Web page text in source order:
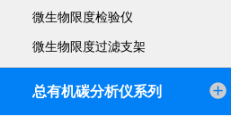
微生物限度检验仪
微生物限度过滤支架
总有机碳分析仪系列